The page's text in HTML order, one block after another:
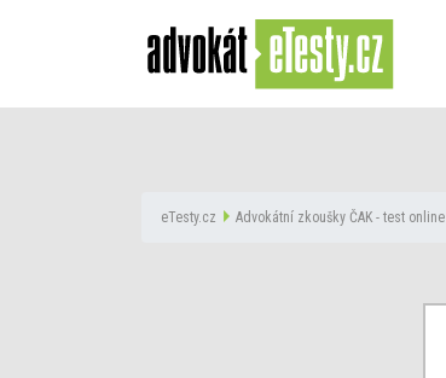
eTesty.cz Advokátní zkoušky ČAK - test online